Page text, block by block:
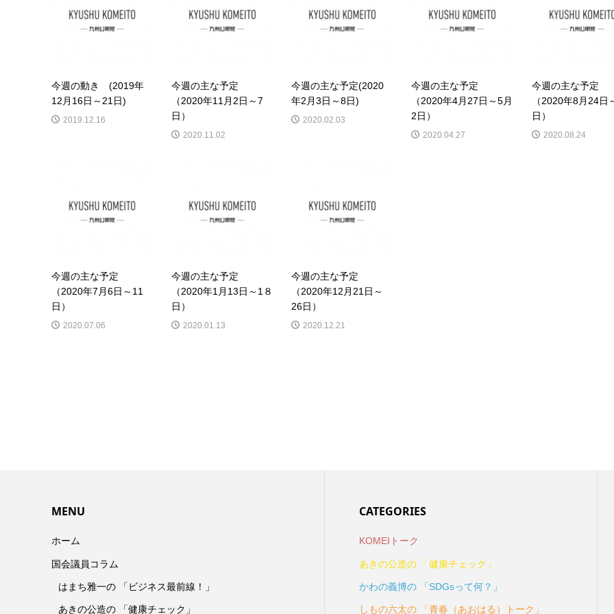
今週の動き (2019年
12月16日～21日)
2019.12.16
今週の主な予定
（2020年11月2日～7
日）
2020.11.02
今週の主な予定(2020
年2月3日～8日)
2020.02.03
今週の主な予定
（2020年4月27日～5月
2日）
2020.04.27
今週の主な予定
（2020年8月24日
日）
2020.08.24
今週の主な予定
（2020年7月6日～11
日）
2020.07.06
今週の主な予定
（2020年1月13日～1８
日）
2020.01.13
今週の主な予定
（2020年12月21日～
26日）
2020.12.21
MENU
ホーム
国会議員コラム
はまち雅一の 「ビジネス最前線！」
あきの公造の 「健康チェック」
CATEGORIES
KOMEIトーク
あきの公造の 「健康チェック」
かわの義博の 「SDGsって何？」
しもの六太の 「青春（あおはる）トーク」